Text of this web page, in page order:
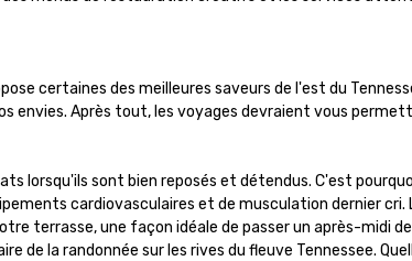
certaines des meilleures saveurs de l'est du
envies. Après tout, les voyages devraient vous
lorsqu'ils sont bien reposés et détendus. C'est
cardiovasculaires et de musculation dernier
terrasse, une façon idéale de passer un après-midi
la randonnée sur les rives du fleuve Tennessee.